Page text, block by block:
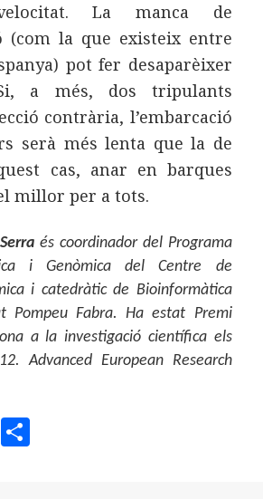
La manca de
(com la que existeix entre
pot fer desaparèixer
Si, a més, dos tripulants
contrària, l’embarcació
serà més lenta que la de
cas, anar en barques
millor per a tots.
és coordinador del Programa
i Genòmica del Centre de
i catedràtic de Bioinformàtica
Pompeu Fabra. Ha estat Premi
a la investigació científica els
Advanced European Research
E